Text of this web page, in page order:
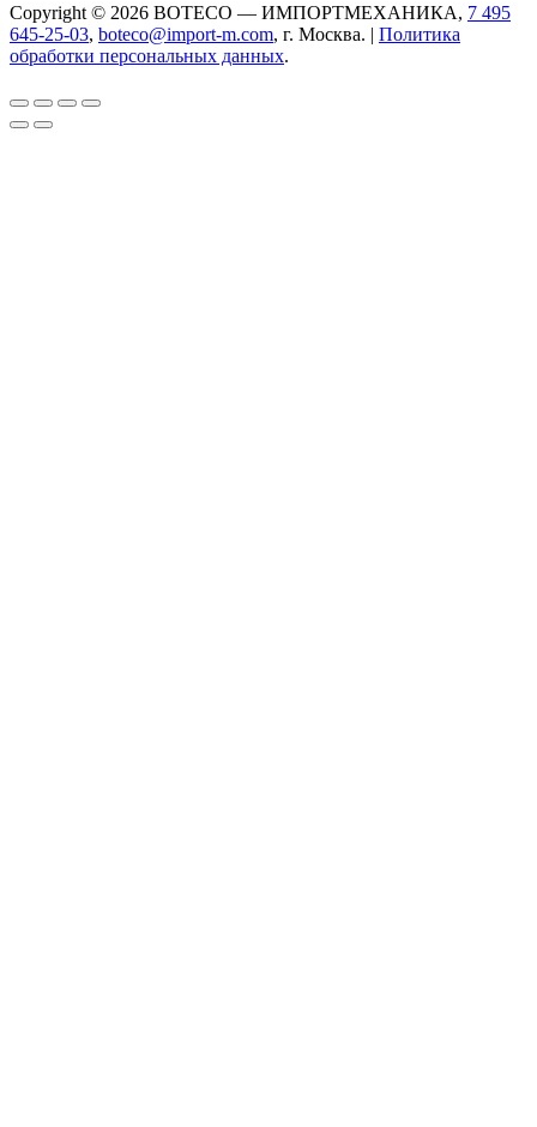
Copyright © 2026 BOTECO — ИМПОРТМЕХАНИКА, 7 495
645-25-03, boteco@import-m.com, г. Москва. | Политика
обработки персональных данных.